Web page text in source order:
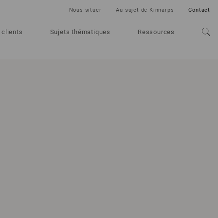
clients Sujets thématiques Ressources
Nous situer Au sujet de Kinnarps Contact